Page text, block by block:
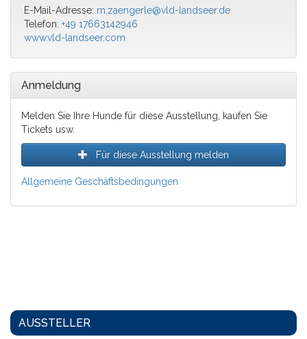
E-Mail-Adresse: m.zaengerle@vld-landseer.de
Telefon: +49 17663142946
www.vld-landseer.com
Anmeldung
Melden Sie Ihre Hunde für diese Ausstellung, kaufen Sie
Tickets usw.
Für diese Ausstellung melden
Allgemeine Geschäftsbedingungen
AUSSTELLER